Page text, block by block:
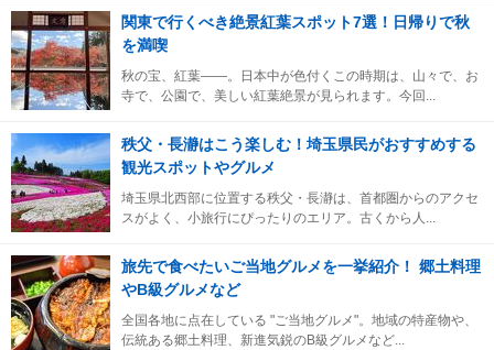
関東で行くべき絶景紅葉スポット7選！日帰りで秋
を満喫
秋の宝、紅葉――。日本中が色付くこの時期は、山々で、お
寺で、公園で、美しい紅葉絶景が見られます。今回...
秩父・長瀞はこう楽しむ！埼玉県民がおすすめする
観光スポットやグルメ
埼玉県北西部に位置する秩父・長瀞は、首都圏からのアクセ
スがよく、小旅行にぴったりのエリア。古くから人...
旅先で食べたいご当地グルメを一挙紹介！ 郷土料理
やB級グルメなど
全国各地に点在している "ご当地グルメ"。地域の特産物や、
伝統ある郷土料理、新進気鋭のB級グルメなど...